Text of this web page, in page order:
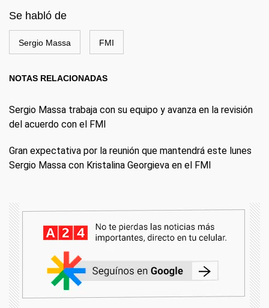
Se habló de
Sergio Massa FMI
NOTAS RELACIONADAS
Sergio Massa trabaja con su equipo y avanza en la revisión
del acuerdo con el FMI
Gran expectativa por la reunión que mantendrá este lunes
Sergio Massa con Kristalina Georgieva en el FMI